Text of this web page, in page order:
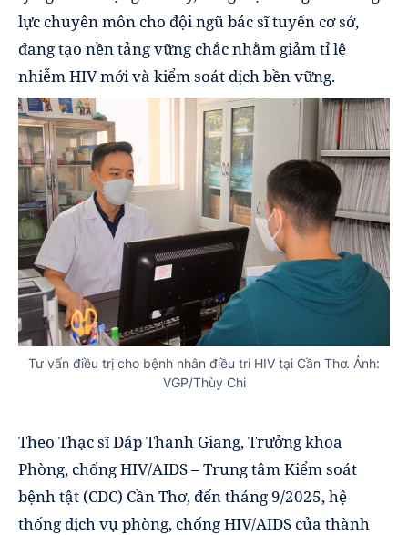
lực chuyên môn cho đội ngũ bác sĩ tuyến cơ sở,
đang tạo nền tảng vững chắc nhằm giảm tỉ lệ
nhiễm HIV mới và kiểm soát dịch bền vững.
Tư vấn điều trị cho bệnh nhân điều tri HIV tại Cần Thơ. Ảnh:
VGP/Thùy Chi
Theo Thạc sĩ Dáp Thanh Giang, Trưởng khoa
Phòng, chống HIV/AIDS – Trung tâm Kiểm soát
bệnh tật (CDC) Cần Thơ, đến tháng 9/2025, hệ
thống dịch vụ phòng, chống HIV/AIDS của thành